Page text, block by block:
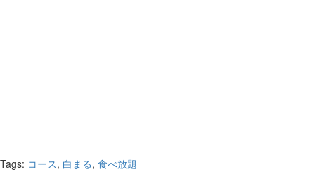
Tags: コース, 白まる, 食べ放題